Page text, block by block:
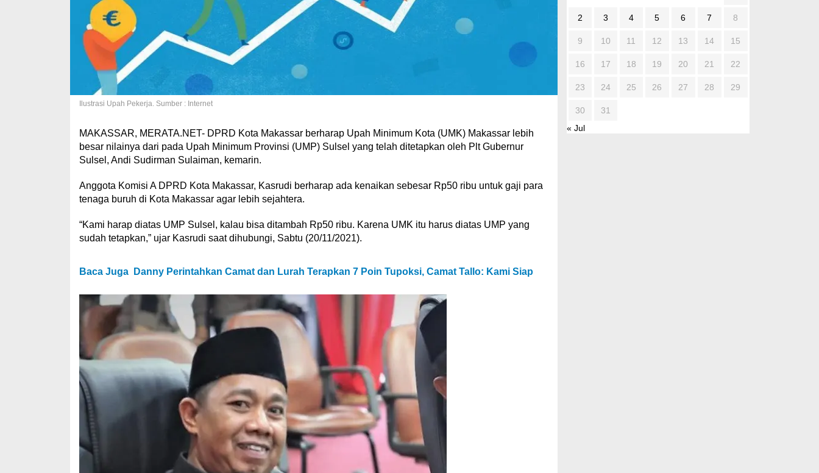
Ilustrasi Upah Pekerja. Sumber : Internet
MAKASSAR, MERATA.NET- DPRD Kota Makassar berharap Upah Minimum Kota (UMK) Makassar lebih
besar nilainya dari pada Upah Minimum Provinsi (UMP) Sulsel yang telah ditetapkan oleh Plt Gubernur
Sulsel, Andi Sudirman Sulaiman, kemarin.
Anggota Komisi A DPRD Kota Makassar, Kasrudi berharap ada kenaikan sebesar Rp50 ribu untuk gaji para
tenaga buruh di Kota Makassar agar lebih sejahtera.
“Kami harap diatas UMP Sulsel, kalau bisa ditambah Rp50 ribu. Karena UMK itu harus diatas UMP yang
sudah tetapkan,” ujar Kasrudi saat dihubungi, Sabtu (20/11/2021).
Baca Juga Danny Perintahkan Camat dan Lurah Terapkan 7 Poin Tupoksi, Camat Tallo: Kami Siap
2 3 4 5 6 7 8
9 10 11 12 13 14 15
16 17 18 19 20 21 22
23 24 25 26 27 28 29
30
31
« Jul